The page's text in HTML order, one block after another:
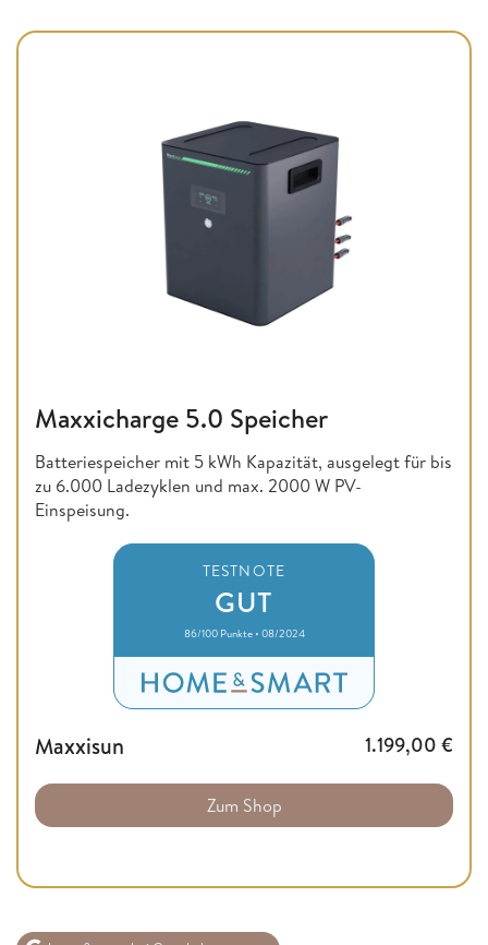
Maxxicharge 5.0 Speicher
Batteriespeicher mit 5 kWh Kapazität, ausgelegt für bis
zu 6.000 Ladezyklen und max. 2000 W PV-
Einspeisung.
TESTNOTE
GUT
86/100 Punkte • 08/2024
Maxxisun 1.199,00 €
Zum Shop